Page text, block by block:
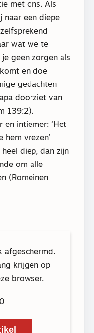
met ons. Als
naar een diepe
wat we te
geen zorgen als
en doe
gedachten
doorziet van
139:2).
en intiemer: ‘Het
hem vrezen’
diep, dan zijn
om alle
(Romeinen
afgeschermd.
krijgen op
browser.